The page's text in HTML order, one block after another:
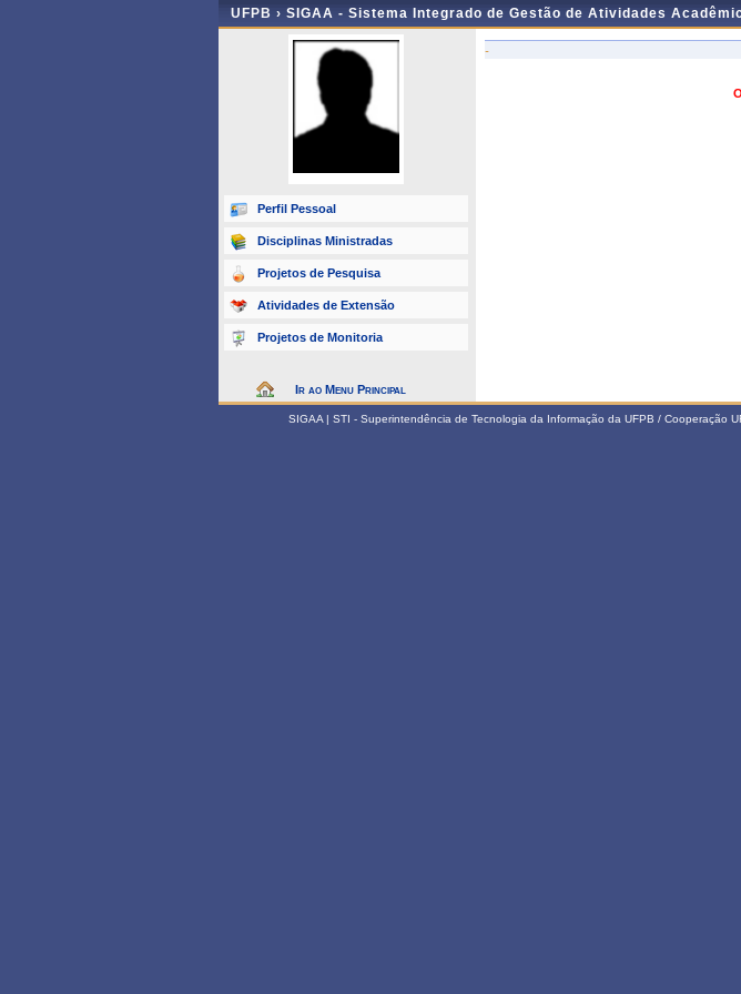
UFPB › SIGAA - Sistema Integrado de Gestão de Atividades
Perfil Pessoal
Disciplinas Ministradas
Projetos de Pesquisa
Atividades de Extensão
Projetos de Monitoria
Ir ao Menu Principal
-
SIGAA | STI - Superintendência de Tecnologia da Informação da UFPB / Cooperação